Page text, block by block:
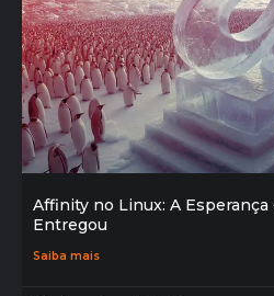
Affinity no Linux: A Esperança
Entregou
Saiba mais